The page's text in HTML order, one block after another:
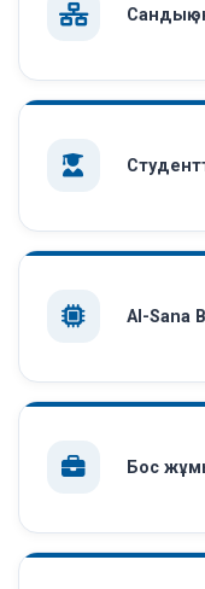
Сандық
AI-Sana
Бос